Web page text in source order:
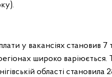
у вакансіях становив 7
широко варіюється.
області